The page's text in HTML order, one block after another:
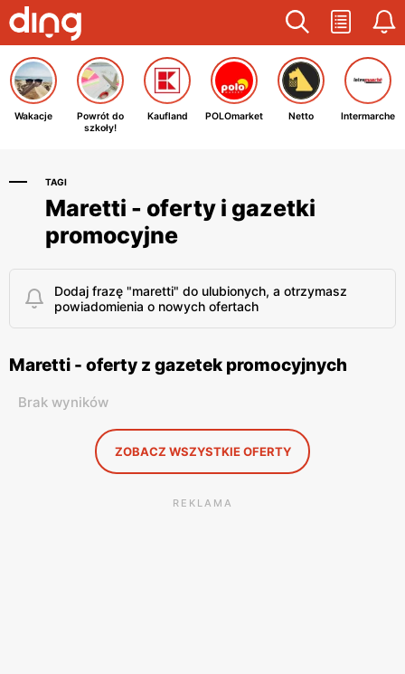
Wakacje
Powrót do
szkoły!
Kaufland POLOmarket Netto Intermarche
TAGI
Maretti - oferty i gazetki
promocyjne
Dodaj frazę "maretti" do ulubionych, a otrzymasz
powiadomienia o nowych ofertach
Maretti - oferty z gazetek promocyjnych
Brak wyników
ZOBACZ WSZYSTKIE OFERTY
REKLAMA